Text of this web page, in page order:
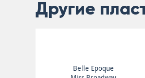
Другие
Belle Epoque